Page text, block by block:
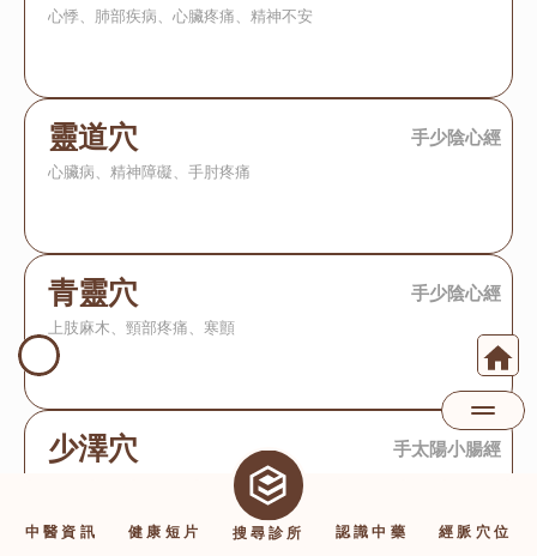
中醫資訊 健康短片 搜尋診所 認識中藥 經脈穴位
心悸、肺部疾病、心臟疼痛、精神不安
靈道穴 手少陰心經
心臟病、精神障礙、手肘疼痛
青靈穴 手少陰心經
上肢麻木、頸部疼痛、寒顫
少澤穴 手太陽小腸經
頭痛、目翳、咽喉腫痛、乳癰、乳汁少、昏迷、熱病